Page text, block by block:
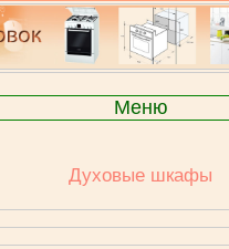
Меню
Духовые шкафы